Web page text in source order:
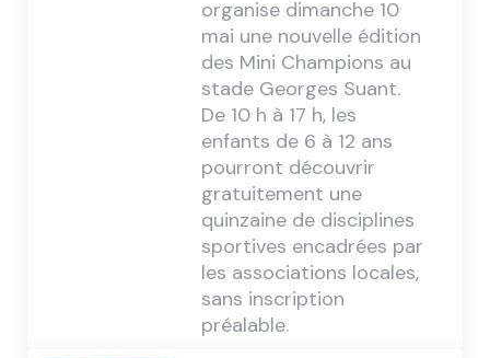
organise dimanche 10
mai une nouvelle édition
des Mini Champions au
stade Georges Suant.
De 10 h à 17 h, les
enfants de 6 à 12 ans
pourront découvrir
gratuitement une
quinzaine de disciplines
sportives encadrées par
les associations locales,
sans inscription
préalable.